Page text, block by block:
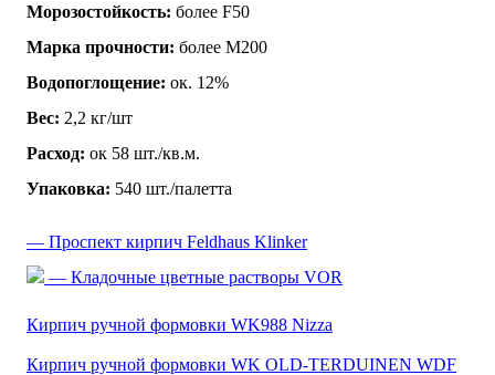
Морозостойкость: более F50
Марка прочности: более М200
Водопоглощение: ок. 12%
Вес: 2,2 кг/шт
Расход: ок 58 шт./кв.м.
Упаковка: 540 шт./палетта
— Проспект кирпич Feldhaus Klinker
— Кладочные цветные растворы VOR
Кирпич ручной формовки WK988 Nizza
Кирпич ручной формовки WK OLD-TERDUINEN WDF